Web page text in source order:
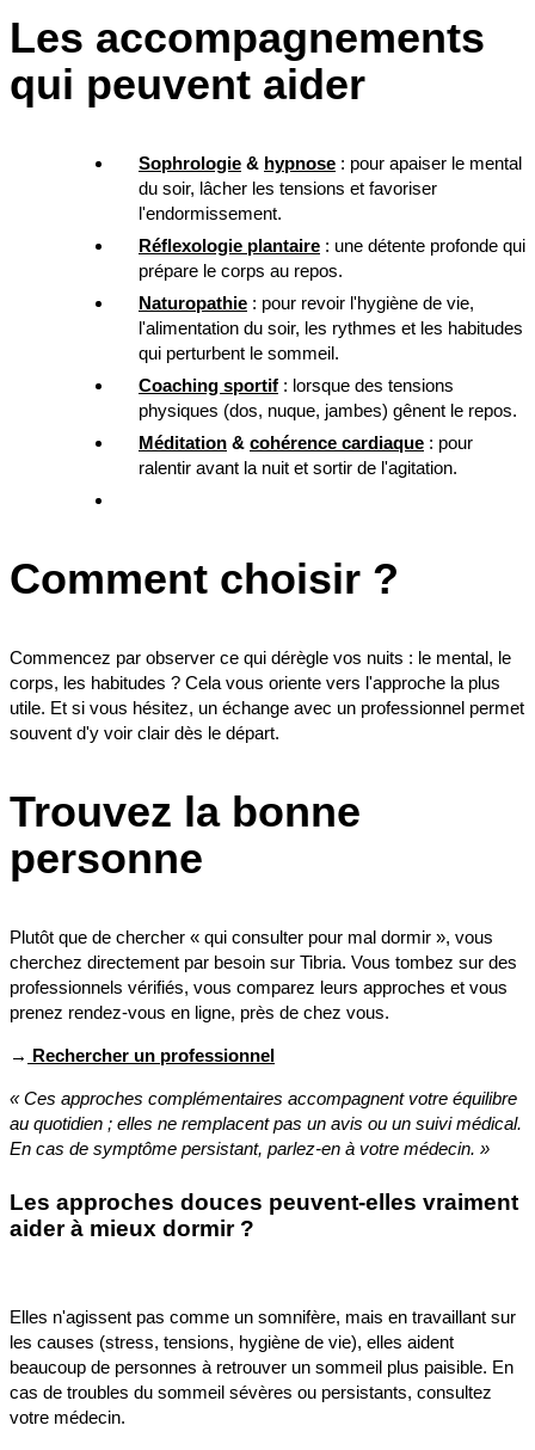
Les accompagnements
qui peuvent aider
Sophrologie & hypnose : pour apaiser le mental
du soir, lâcher les tensions et favoriser
l'endormissement.
Réflexologie plantaire : une détente profonde qui
prépare le corps au repos.
Naturopathie : pour revoir l'hygiène de vie,
l'alimentation du soir, les rythmes et les habitudes
qui perturbent le sommeil.
Coaching sportif : lorsque des tensions
physiques (dos, nuque, jambes) gênent le repos.
Méditation & cohérence cardiaque : pour
ralentir avant la nuit et sortir de l'agitation.
Comment choisir ?
Commencez par observer ce qui dérègle vos nuits : le mental, le
corps, les habitudes ? Cela vous oriente vers l'approche la plus
utile. Et si vous hésitez, un échange avec un professionnel permet
souvent d'y voir clair dès le départ.
Trouvez la bonne
personne
Plutôt que de chercher « qui consulter pour mal dormir », vous
cherchez directement par besoin sur Tibria. Vous tombez sur des
professionnels vérifiés, vous comparez leurs approches et vous
prenez rendez-vous en ligne, près de chez vous.
→ Rechercher un professionnel
« Ces approches complémentaires accompagnent votre équilibre
au quotidien ; elles ne remplacent pas un avis ou un suivi médical.
En cas de symptôme persistant, parlez-en à votre médecin. »
Les approches douces peuvent-elles vraiment
aider à mieux dormir ?
Elles n'agissent pas comme un somnifère, mais en travaillant sur
les causes (stress, tensions, hygiène de vie), elles aident
beaucoup de personnes à retrouver un sommeil plus paisible. En
cas de troubles du sommeil sévères ou persistants, consultez
votre médecin.